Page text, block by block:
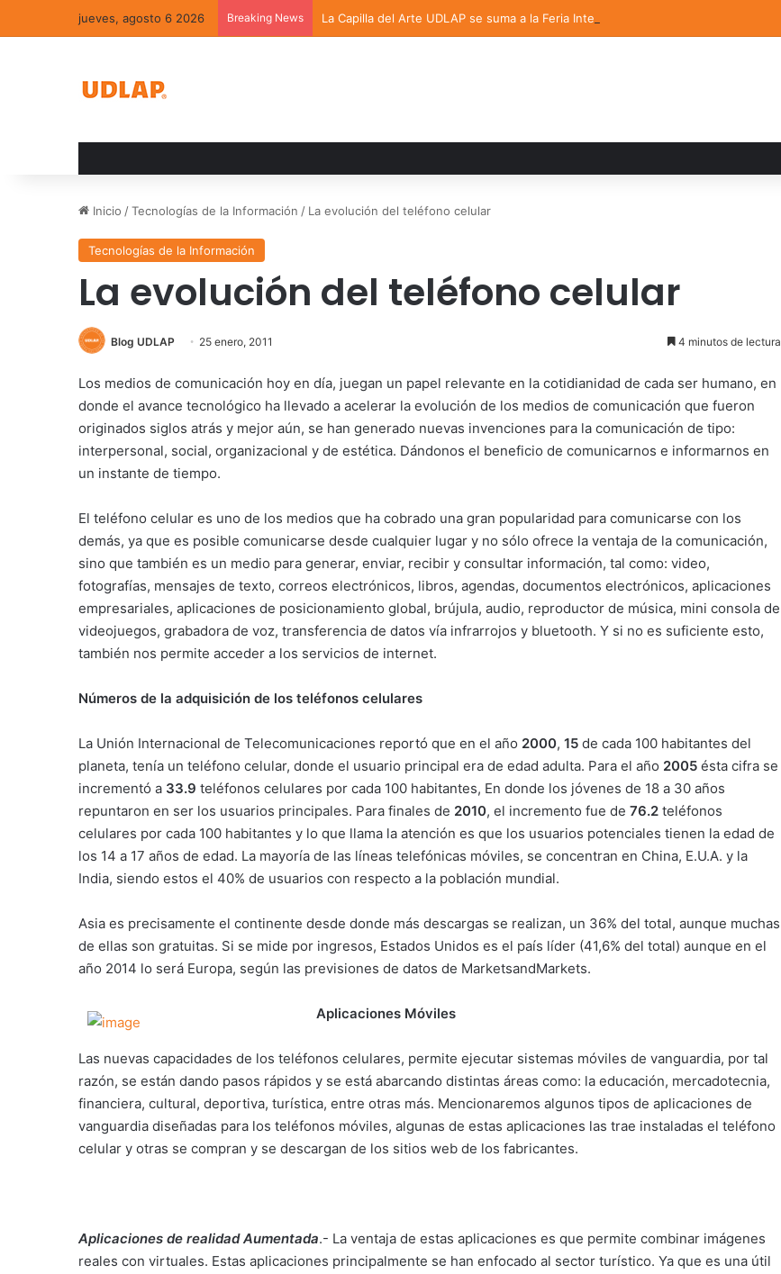
jueves, agosto 6 2026 Breaking News La Capilla del Arte UDLAP se suma a la Feria Internacional del Libro en Puebla
Inicio /Tecnologías de la Información / La evolución del teléfono celular
Tecnologías de la Información
La evolución del teléfono celular
Blog UDLAP 25 enero, 2011 4 minutos de lectura
Los medios de comunicación hoy en día, juegan un papel relevante en la cotidianidad de cada ser humano, en
donde el avance tecnológico ha llevado a acelerar la evolución de los medios de comunicación que fueron
originados siglos atrás y mejor aún, se han generado nuevas invenciones para la comunicación de tipo:
interpersonal, social, organizacional y de estética. Dándonos el beneficio de comunicarnos e informarnos en
un instante de tiempo.
El teléfono celular es uno de los medios que ha cobrado una gran popularidad para comunicarse con los
demás, ya que es posible comunicarse desde cualquier lugar y no sólo ofrece la ventaja de la comunicación,
sino que también es un medio para generar, enviar, recibir y consultar información, tal como: video,
fotografías, mensajes de texto, correos electrónicos, libros, agendas, documentos electrónicos, aplicaciones
empresariales, aplicaciones de posicionamiento global, brújula, audio, reproductor de música, mini consola de
videojuegos, grabadora de voz, transferencia de datos vía infrarrojos y bluetooth. Y si no es suficiente esto,
también nos permite acceder a los servicios de internet.
Números de la adquisición de los teléfonos celulares
La Unión Internacional de Telecomunicaciones reportó que en el año 2000, 15 de cada 100 habitantes del
planeta, tenía un teléfono celular, donde el usuario principal era de edad adulta. Para el año 2005 ésta cifra se
incrementó a 33.9 teléfonos celulares por cada 100 habitantes, En donde los jóvenes de 18 a 30 años
repuntaron en ser los usuarios principales. Para finales de 2010, el incremento fue de 76.2 teléfonos
celulares por cada 100 habitantes y lo que llama la atención es que los usuarios potenciales tienen la edad de
los 14 a 17 años de edad. La mayoría de las líneas telefónicas móviles, se concentran en China, E.U.A. y la
India, siendo estos el 40% de usuarios con respecto a la población mundial.
Asia es precisamente el continente desde donde más descargas se realizan, un 36% del total, aunque muchas
de ellas son gratuitas. Si se mide por ingresos, Estados Unidos es el país líder (41,6% del total) aunque en el
año 2014 lo será Europa, según las previsiones de datos de MarketsandMarkets.
Aplicaciones Móviles
Las nuevas capacidades de los teléfonos celulares, permite ejecutar sistemas móviles de vanguardia, por tal
razón, se están dando pasos rápidos y se está abarcando distintas áreas como: la educación, mercadotecnia,
financiera, cultural, deportiva, turística, entre otras más. Mencionaremos algunos tipos de aplicaciones de
vanguardia diseñadas para los teléfonos móviles, algunas de estas aplicaciones las trae instaladas el teléfono
celular y otras se compran y se descargan de los sitios web de los fabricantes.
Aplicaciones de realidad Aumentada.- La ventaja de estas aplicaciones es que permite combinar imágenes
reales con virtuales. Estas aplicaciones principalmente se han enfocado al sector turístico. Ya que es una útil